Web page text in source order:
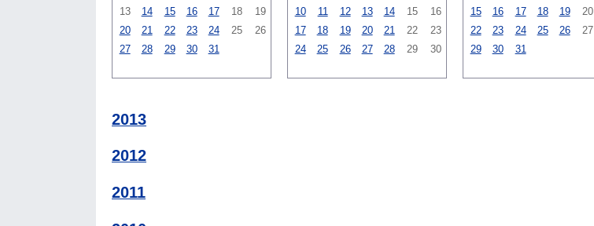
13
14 15 16 17 18
19
20
21 22 23 24 25
26
27
28 29 30 31
10
11 12 13 14 15
16
17
18 19 20 21 22
23
24
25 26 27 28 29 30
15
16 17 18 19 20
22
23 24 25 26 27
29
30 31
2013
2012
2011